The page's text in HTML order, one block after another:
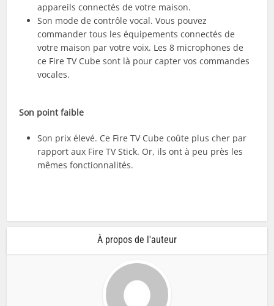
appareils connectés de votre maison.
Son mode de contrôle vocal. Vous pouvez
commander tous les équipements connectés de
votre maison par votre voix. Les 8 microphones de
ce Fire TV Cube sont là pour capter vos commandes
vocales.
Son point faible
Son prix élevé. Ce Fire TV Cube coûte plus cher par
rapport aux Fire TV Stick. Or, ils ont à peu près les
mêmes fonctionnalités.
À propos de l'auteur